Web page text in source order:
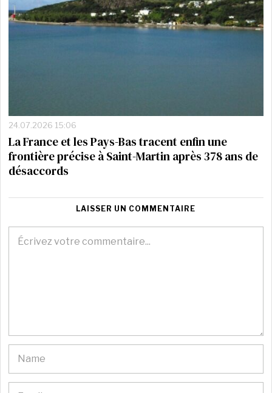
24.07.2026 15:06
La France et les Pays-Bas tracent enfin une
frontière précise à Saint-Martin après 378 ans de
désaccords
LAISSER UN COMMENTAIRE